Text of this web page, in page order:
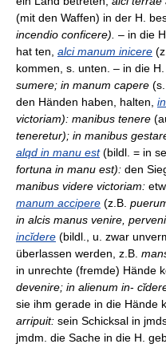
(mit den Waffen) in der H.
incendio conficere). – in die
hat ten, alci manum inicere
kommen, s. unten. – in die H.
sumere; in manum capere
den Händen haben, halten,
victoriam): manibus tenere
teneretur); in manibus
alqd in manu est(bildl. = in
fortuna in manu est): den
manibus videre victoriam:
manum accipere (z.B.
in alcis manus venire,
incĭdere (bildl., u. zwar
überlassen werden, z.B.
in unrechte (fremde) Hände
devenire; in alienum in-
sie ihm gerade in die Hände
arripuit: sein Schicksal in
jmdm. die Sache in die H.